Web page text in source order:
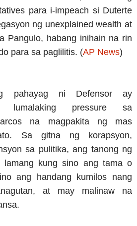
para i-impeach si Duterte
ng unexplained wealth at
Pangulo, habang inihain na rin
para sa paglilitis. (AP News)
pahayag ni Defensor ay
lumalaking pressure sa
na magpakita ng mas
Sa gitna ng korapsyon,
sa pulitika, ang tanong ng
lamang kung sino ang tama o
ang handang kumilos nang
at may malinaw na